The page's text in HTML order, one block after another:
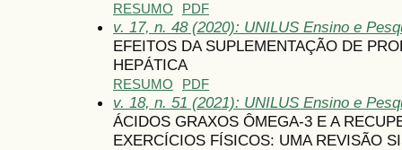
RESUMO PDF
v. 17, n. 48 (2020): UNILUS Ensino e
EFEITOS DA SUPLEMENTAÇÃO DE
HEPÁTICA
RESUMO PDF
v. 18, n. 51 (2021): UNILUS Ensino e
ÁCIDOS GRAXOS ÔMEGA-3 E A
EXERCÍCIOS FÍSICOS: UMA REVISÃO